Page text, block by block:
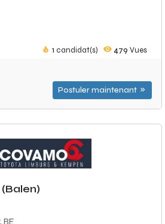
1 candidat(s) 479 Vues
Postuler maintenant
BE